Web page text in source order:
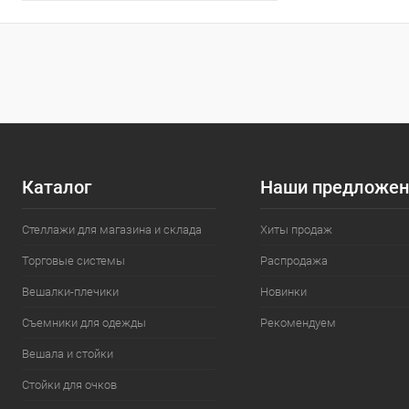
привлекает покупателей и
Каталог
Стеллажи для магазина и склада
Торговые системы
Вешалки-плечики
Съемники для одежды
Вешала и стойки
Стойки для очков
Наши
Хиты продаж
Распродажа
Новинки
Рекомендуем